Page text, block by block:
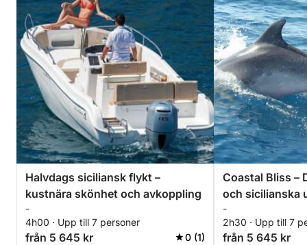
Halvdags siciliansk flykt –
kustnära skönhet och avkoppling
-
4h00 · Upp till 7 personer
från 5 645 kr 0 (1)
Coastal Bliss –
och sicilianska
-
2h30 · Upp till 7
från 5 645 kr